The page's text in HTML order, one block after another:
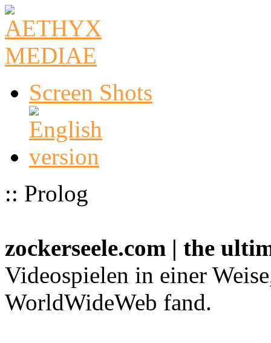
Screen Shots
:: Prolog
zockerseele.com | the
Videospielen in einer
WorldWideWeb fand.